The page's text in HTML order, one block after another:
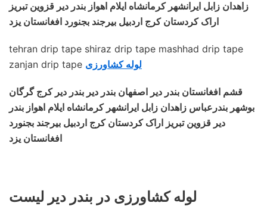
زاهدان زابل ایرانشهر کرمانشاه ایلام اهواز بندر دیر قزوین تبریز
اراک کردستان کرج اردبیل بیرجند بجنورد افغانستان یزد
tehran drip tape shiraz drip tape mashhad drip tape
zanjan drip tape لوله کشاورزی
قشم افغانستان بندر دیر اصفهان بندر دیر بندر دیر کرج گرگان
بوشهر بندرعباس زاهدان زابل ایرانشهر کرمانشاه ایلام اهواز بندر
دیر قزوین تبریز اراک کردستان کرج اردبیل بیرجند بجنورد
افغانستان یزد
لوله کشاورزی در بندر دیر لیست